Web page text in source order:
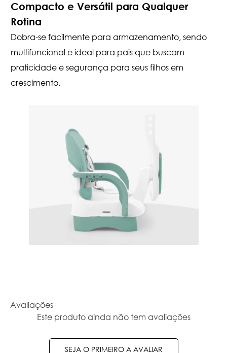
Compacto e Versátil para Qualquer
Rotina
Dobra-se facilmente para armazenamento, sendo
multifuncional e ideal para pais que buscam
praticidade e segurança para seus filhos em
crescimento.
Avaliações
Este produto ainda não tem avaliações
SEJA O PRIMEIRO A AVALIAR